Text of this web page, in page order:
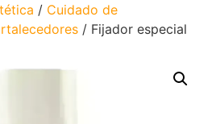
/ Cuidado de
/ Fijador especial